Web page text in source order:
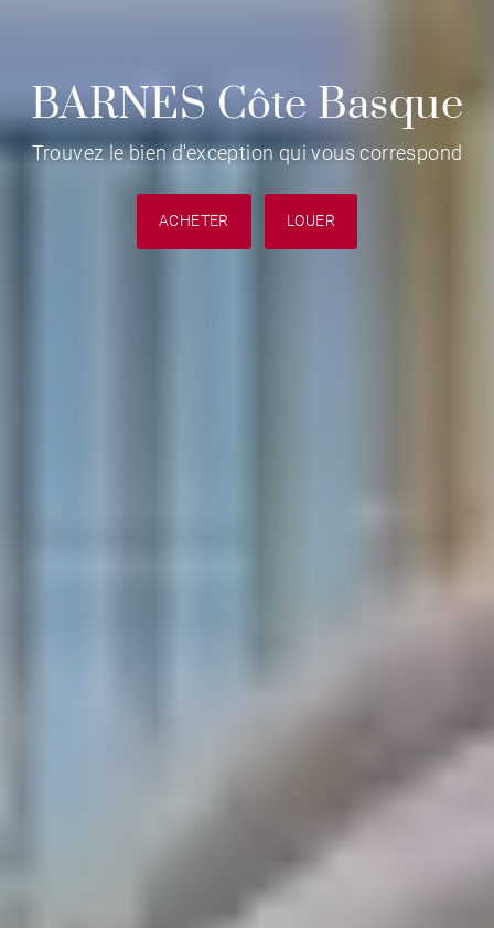
BARNES Côte Basque
Trouvez le bien d'exception qui vous correspond
ACHETER LOUER